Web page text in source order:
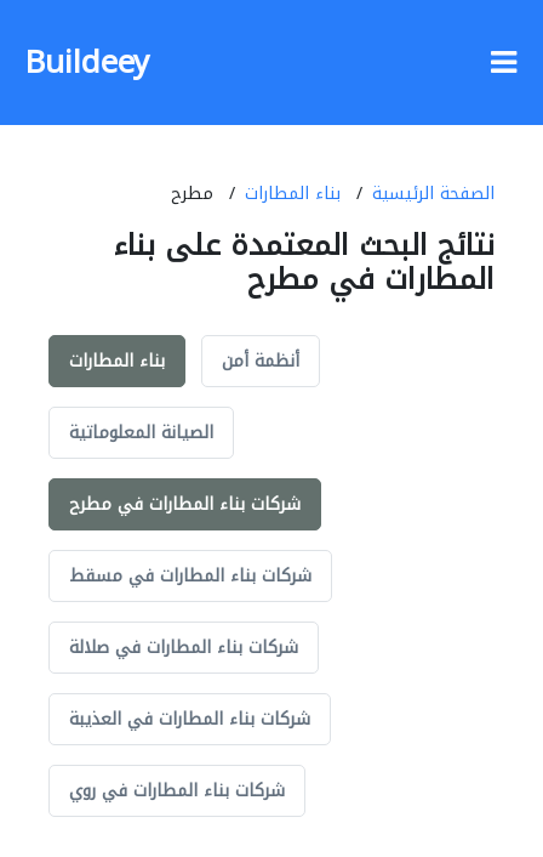
Buildeey
الصفحة الرئيسية بناء المطارات مطرح
نتائج البحث المعتمدة على بناء
المطارات في مطرح
بناء المطارات أنظمة أمن
الصيانة المعلوماتية
شركات بناء المطارات في مطرح
شركات بناء المطارات في مسقط
شركات بناء المطارات في صلالة
شركات بناء المطارات في العذيبة
شركات بناء المطارات في روي